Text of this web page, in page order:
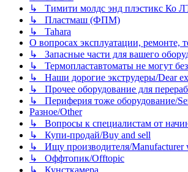
↳ Тимити молдс энд плэстикс Ко
↳ Пластмаш (ФПМ)
↳ Tahara
О вопросах эксплуатации, ремонте,
↳ Запасные части для вашего
↳ Термопластавтоматы не могут
↳ Наши дорогие экструдеры/Dear
↳ Прочее оборудование для
↳ Периферия тоже оборудование/
Разное/Other
↳ Вопросы к специалистам от
↳ Купи-продай/Buy and sell
↳ Ищу производителя/Manufacturer
↳ Оффтопик/Offtopic